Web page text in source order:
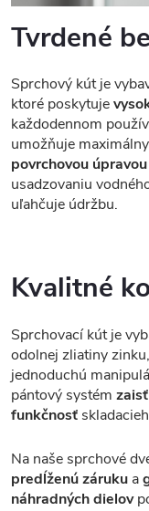
Tvrdené
Sprchový kút je
ktoré poskytuje
každodennom
umožňuje
povrchovou
usadzovaniu
uľahčuje údržbu.
Kvalitné
Sprchovací kút je
odolnej zliatiny
jednoduchú
pántový systém
funkčnosť
Na naše sprchové
predĺženú záruku a
náhradných dielov